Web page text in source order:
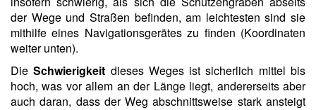
der Wege und Straßen befinden, am leichtesten sind sie
mithilfe eines Navigationsgerätes zu finden (Koordinaten
weiter unten).
DieSchwierigkeit dieses Weges ist sicherlich mittel bis
hoch, was vor allem an der Länge liegt, andererseits aber
auch daran, dass der Weg abschnittsweise stark ansteigt